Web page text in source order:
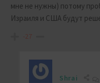
мне не нужны) потому
Израиля и США будут
-27
Shrai